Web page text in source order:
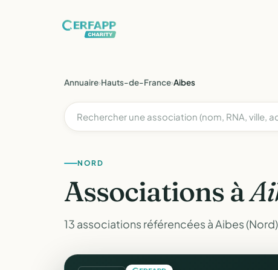
Annuaire›Hauts-de-France›Aibes
NORD
Associations à
13 associations référencées à Aibes